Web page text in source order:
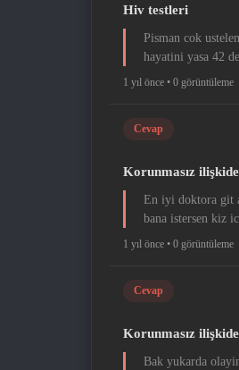
Hiv testleri
Pisman cok
hayatini yasa 42
1 yıl önce • 0 görüntüleme
Cevap
Korunmasız
En iyi doktora git
bana istersen kiz
1 yıl önce • 0 görüntüleme
Cevap
Korunmasız
Bak yukarda